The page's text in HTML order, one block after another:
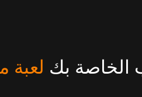
الخاصة بك لعبة